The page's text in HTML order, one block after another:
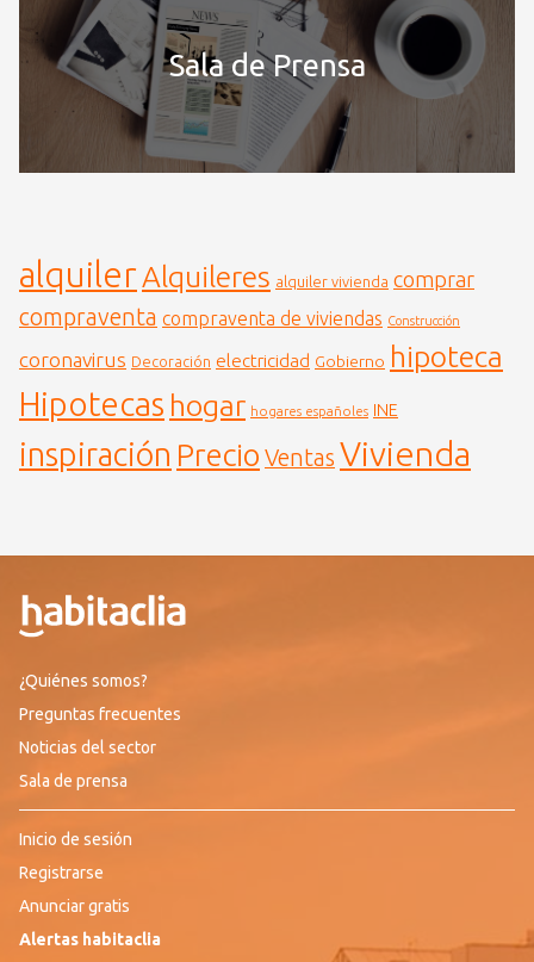
Sala de Prensa
alquilerAlquileres alquiler vivienda comprar
compraventa compraventa de viviendas Construcción
coronavirus Decoración electricidad Gobierno hipoteca
Hipotecas hogar hogares españoles INE
inspiración Precio Ventas Vivienda
¿Quiénes somos?
Preguntas frecuentes
Noticias del sector
Sala de prensa
Inicio de sesión
Registrarse
Anunciar gratis
Alertas habitaclia